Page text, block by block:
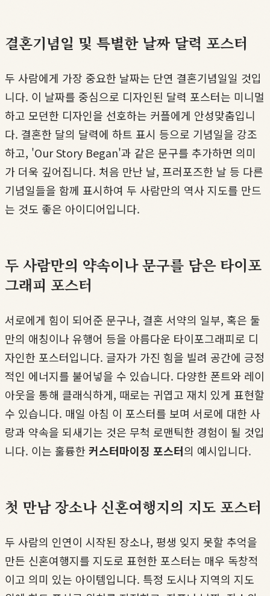
결혼기념일 및 특별한 날짜 달력 포스터
두 사람에게 가장 중요한 날짜는 단연 결혼기념일일 것입
니다. 이 날짜를 중심으로 디자인된 달력 포스터는 미니멀
하고 모던한 디자인을 선호하는 커플에게 안성맞춤입니
다. 결혼한 달의 달력에 하트 표시 등으로 기념일을 강조
하고, 'Our Story Began'과 같은 문구를 추가하면 의미
가 더욱 깊어집니다. 처음 만난 날, 프러포즈한 날 등 다른
기념일들을 함께 표시하여 두 사람만의 역사 지도를 만드
는 것도 좋은 아이디어입니다.
두 사람만의 약속이나 문구를 담은 타이포
그래피 포스터
서로에게 힘이 되어준 문구나, 결혼 서약의 일부, 혹은 둘
만의 애칭이나 유행어 등을 아름다운 타이포그래피로 디
자인한 포스터입니다. 글자가 가진 힘을 빌려 공간에 긍정
적인 에너지를 불어넣을 수 있습니다. 다양한 폰트와 레이
아웃을 통해 클래식하게, 때로는 귀엽고 재치 있게 표현할
수 있습니다. 매일 아침 이 포스터를 보며 서로에 대한 사
랑과 약속을 되새기는 것은 무척 로맨틱한 경험이 될 것입
니다. 이는 훌륭한 커스터마이징 포스터의 예시입니다.
첫 만남 장소나 신혼여행지의 지도 포스터
두 사람의 인연이 시작된 장소나, 평생 잊지 못할 추억을
만든 신혼여행지를 지도로 표현한 포스터는 매우 독창적
이고 의미 있는 아이템입니다. 특정 도시나 지역의 지도